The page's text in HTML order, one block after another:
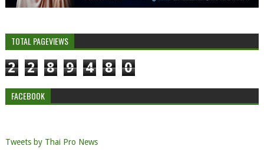
TOTAL PAGEVIEWS
2 2 8 9 4 8 0
FACEBOOK
Tweets by Thai Pro News